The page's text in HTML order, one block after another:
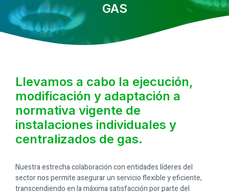
GAS
Llevamos a cabo la ejecución,
modificación y adaptación a
normativa vigente de
instalaciones individuales y
centralizados de gas.
Nuestra estrecha colaboración con entidades líderes del
sector nos permite asegurar un servicio flexible y eficiente,
transcendiendo en la máxima satisfacción por parte del